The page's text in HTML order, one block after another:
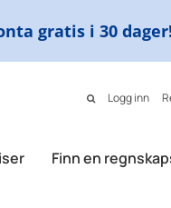
gratis i 30 dager!
Logg inn
Finn en